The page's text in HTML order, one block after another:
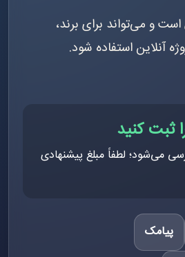
و می‌تواند برای برند،
آنلاین استفاده شود.
ثبت کنید
می‌شود؛ لطفاً مبلغ پیشنهادی
پیامک